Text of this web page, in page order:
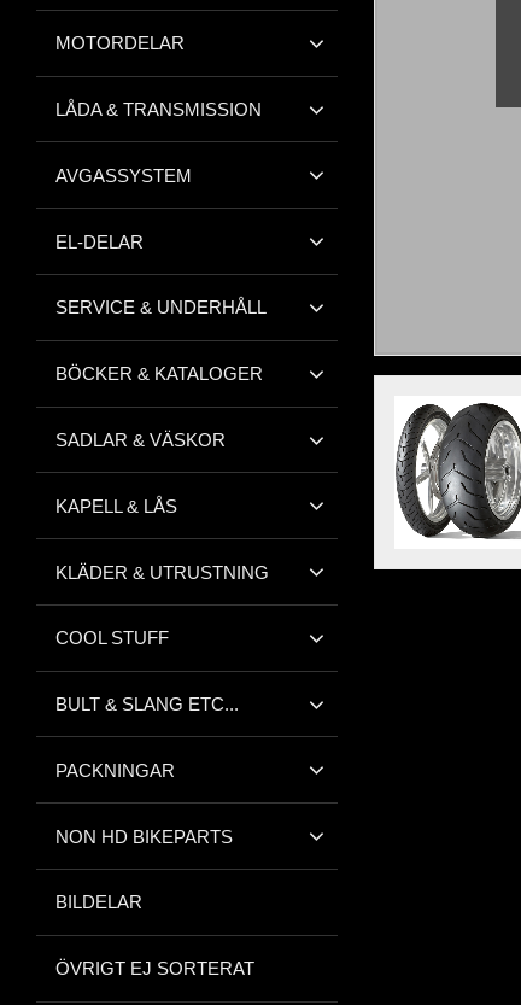
MOTORDELAR
LÅDA & TRANSMISSION
AVGASSYSTEM
EL-DELAR
SERVICE & UNDERHÅLL
BÖCKER & KATALOGER
SADLAR & VÄSKOR
KAPELL & LÅS
KLÄDER & UTRUSTNING
COOL STUFF
BULT & SLANG ETC...
PACKNINGAR
NON HD BIKEPARTS
BILDELAR
ÖVRIGT EJ SORTERAT